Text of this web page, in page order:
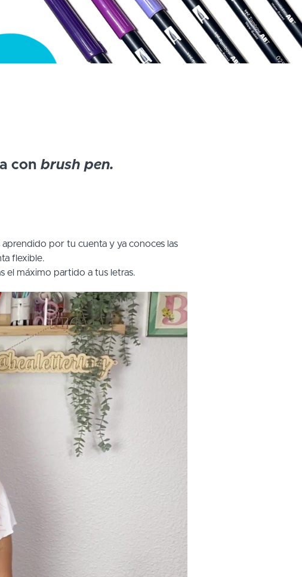
conbrush pen.
aprendido por tu cuenta y ya conoces las
flexible.
el máximo partido a tus letras.